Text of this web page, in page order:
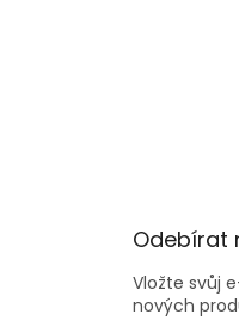
Odebírat
Vložte svůj
nových